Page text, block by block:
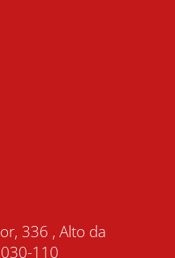
336 , Alto da
110